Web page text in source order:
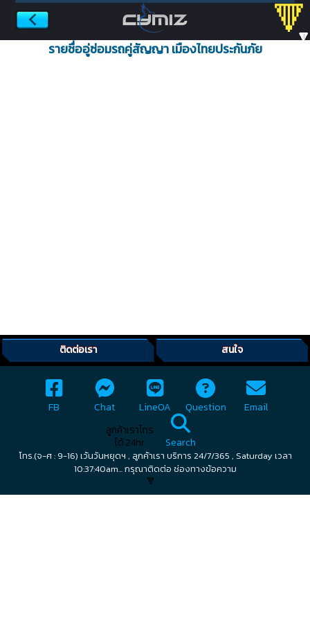
🔻
รายชื่ออู่ซ่อมรถคู่สัญญา เมืองไทยประกันภัย
ติดต่อเรา สนใจ
FB Chat LineOA Question
Email
ลูกค้าเราโทร
ได้ 24hr
Search
โทร.(จ-ศ : 9-16) เว้นวันหยุดฯ , ลูกค้าเรา บริการ 24/7/365 , Saturday เวลา
10:37:40am... กรุณาติดต่อ ช่องทางข้อความ
🔻 ...